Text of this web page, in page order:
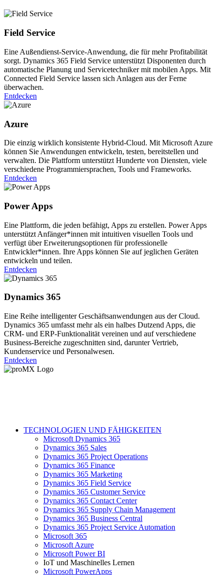
Field Service
Eine Außendienst-Service-Anwendung, die für mehr Profitabilität
sorgt. Dynamics 365 Field Service unterstützt Disponenten durch
automatische Planung und Servicetechniker mit mobilen Apps. Mit
Connected Field Service lassen sich Anlagen aus der Ferne
überwachen.
Entdecken
Azure
Die einzig wirklich konsistente Hybrid-Cloud. Mit Microsoft Azure
können Sie Anwendungen entwickeln, testen, bereitstellen und
verwalten. Die Plattform unterstützt Hunderte von Diensten, viele
verschiedene Programmiersprachen, Tools und Frameworks.
Entdecken
Power Apps
Eine Plattform, die jeden befähigt, Apps zu erstellen. Power Apps
unterstützt Anfänger*innen mit intuitiven visuellen Tools und
verfügt über Erweiterungsoptionen für professionelle
Entwickler*innen. Ihre Apps können Sie auf jeglichen Geräten
entwickeln und teilen.
Entdecken
Dynamics 365
Eine Reihe intelligenter Geschäftsanwendungen aus der Cloud.
Dynamics 365 umfasst mehr als ein halbes Dutzend Apps, die
CRM- und ERP-Funktionalität vereinen und auf verschiedene
Business-Bereiche zugeschnitten sind, darunter Vertrieb,
Kundenservice und Personalwesen.
Entdecken
TECHNOLOGIEN UND FÄHIGKEITEN
Microsoft Dynamics 365
Dynamics 365 Sales
Dynamics 365 Project Operations
Dynamics 365 Finance
Dynamics 365 Marketing
Dynamics 365 Field Service
Dynamics 365 Customer Service
Dynamics 365 Contact Center
Dynamics 365 Supply Chain Management
Dynamics 365 Business Central
Dynamics 365 Project Service Automation
Microsoft 365
Microsoft Azure
Microsoft Power BI
IoT und Maschinelles Lernen
Microsoft PowerApps